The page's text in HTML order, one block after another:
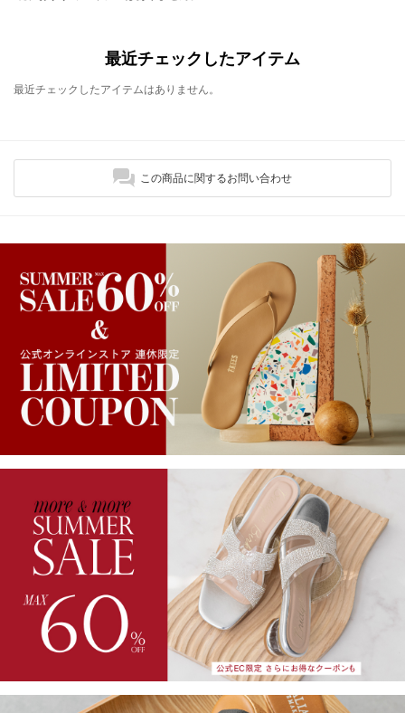
最近チェックしたアイテム
最近チェックしたアイテムはありません。
この商品に関するお問い合わせ